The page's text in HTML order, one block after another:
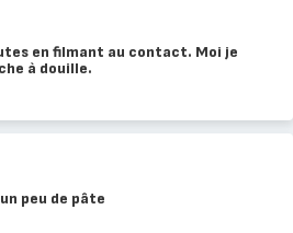
en filmant au contact. Moi je
à douille.
peu de pâte